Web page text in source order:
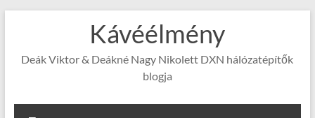
Kávéélmény
Deák Viktor & Deákné Nagy Nikolett DXN hálózatépítők
blogja